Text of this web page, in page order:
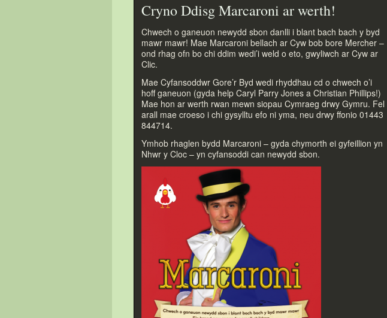
Cryno Ddisg Marcaroni ar werth!
Chwech o ganeuon newydd sbon danlli i blant bach bach y byd
mawr mawr! Mae Marcaroni bellach ar Cyw bob bore Mercher –
ond rhag ofn bo chi ddim wedi’i weld o eto, gwyliwch ar Cyw ar
Clic.
Mae Cyfansoddwr Gore’r Byd wedi rhyddhau cd o chwech o’i
hoff ganeuon (gyda help Caryl Parry Jones a Christian Phillips!)
Mae hon ar werth rwan mewn siopau Cymraeg drwy Gymru. Fel
arall mae croeso i chi gysylltu efo ni yma, neu drwy ffonio 01443
844714.
Ymhob rhaglen bydd Marcaroni – gyda chymorth ei gyfeillion yn
Nhwr y Cloc – yn cyfansoddi can newydd sbon.